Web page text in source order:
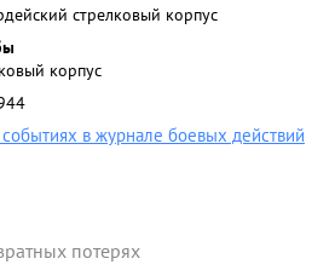
стрелковый корпус
корпус
событиях в журнале боевых действий
потерях